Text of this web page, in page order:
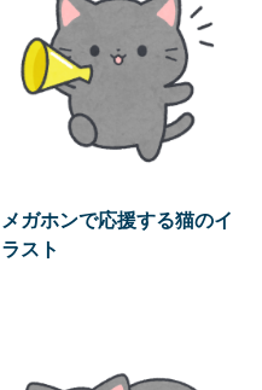
メガホンで応援する猫のイ
ラスト